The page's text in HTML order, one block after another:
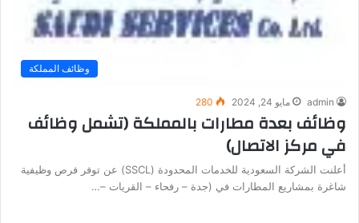
وظائف المملكة
admin مايو 24, 2024 280
وظائف بعدة مطارات بالمملكة (تشمل وظائف
في مركز الاتصال)
أعلنت الشركة السعودية للخدمات المحدودة (SSCL) عن توفر فرص وظيفية
شاغرة بمشاريع المطارات في (جدة – رفحاء – القريات –…